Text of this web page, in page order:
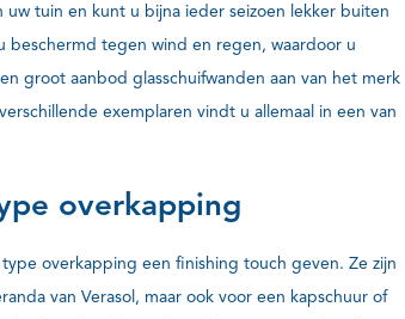
tuin en kunt u bijna ieder seizoen lekker buiten
beschermd tegen wind en regen, waardoor u
groot aanbod glasschuifwanden aan van het merk
exemplaren vindt u allemaal in een van
overkapping
overkapping een finishing touch geven. Ze zijn
van Verasol, maar ook voor een kapschuur of